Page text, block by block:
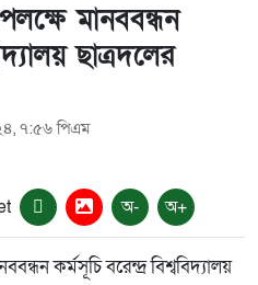
মানববন্ধন
ছাত্রদলের
৭:৫৬ পিএম
অ- অ+